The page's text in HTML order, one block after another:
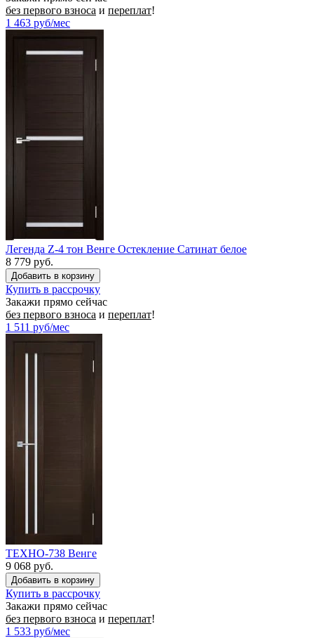
без первого взноса и переплат!
1 463 руб/мес
Легенда Z-4 тон Венге Остекление Сатинат белое
8 779 руб.
Купить в рассрочку
Закажи прямо сейчас
без первого взноса и переплат!
1 511 руб/мес
ТЕХНО-738 Венге
9 068 руб.
Купить в рассрочку
Закажи прямо сейчас
без первого взноса и переплат!
1 533 руб/мес